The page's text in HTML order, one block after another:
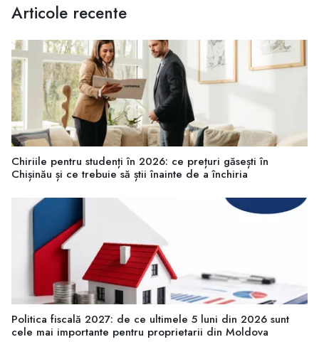
Articole recente
Chiriile pentru studenți în 2026: ce prețuri găsești în
Chișinău și ce trebuie să știi înainte de a închiria
Politica fiscală 2027: de ce ultimele 5 luni din 2026 sunt
cele mai importante pentru proprietarii din Moldova